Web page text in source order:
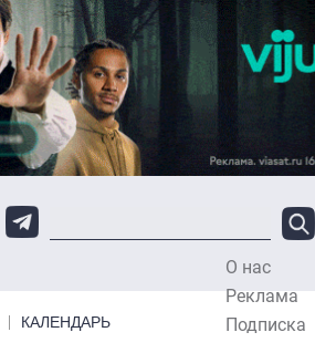
О нас
Реклама
Подписка
КАЛЕНДАРЬ